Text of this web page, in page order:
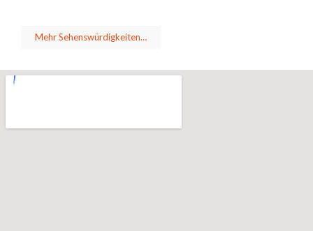
Mehr Sehenswürdigkeiten…